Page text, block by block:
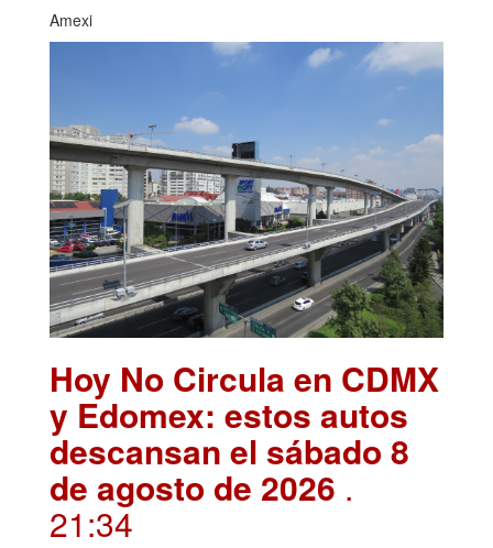
Amexi
Hoy No Circula en CDMX
y Edomex: estos autos
descansan el sábado 8
de agosto de 2026 .
21:34